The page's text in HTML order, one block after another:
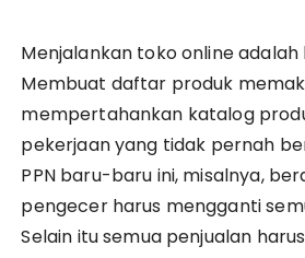
Menjalankan toko online adalah
Membuat daftar produk
mempertahankan katalog
pekerjaan yang tidak pernah
PPN baru-baru ini, misalnya,
pengecer harus mengganti
Selain itu semua penjualan